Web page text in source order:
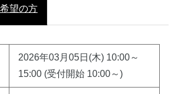
望の方
2026年03月05日(木) 10:00～
15:00 (受付開始 10:00～)